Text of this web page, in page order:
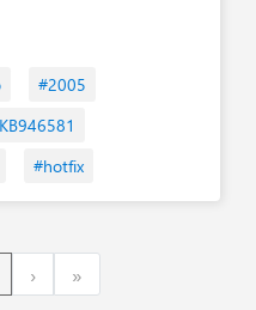
#2005
#hotfix
›Next»Last